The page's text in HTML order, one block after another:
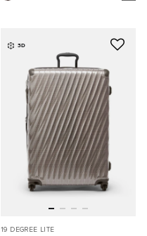
3D
19 DEGREE LITE